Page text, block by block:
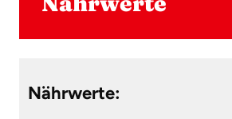
Nährwerte: